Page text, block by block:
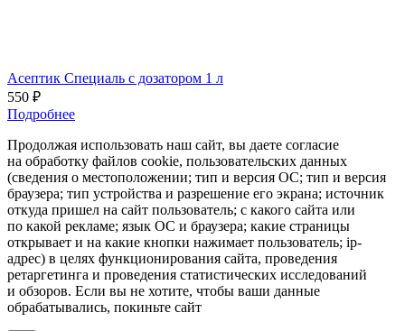
Асептик Специаль с дозатором 1 л
550 ₽
Подробнее
Продолжая использовать наш сайт, вы даете согласие
на обработку файлов cookie, пользовательских данных
(сведения о местоположении; тип и версия ОС; тип и версия
браузера; тип устройства и разрешение его экрана; источник
откуда пришел на сайт пользователь; с какого сайта или
по какой рекламе; язык ОС и браузера; какие страницы
открывает и на какие кнопки нажимает пользователь; ip-
адрес) в целях функционирования сайта, проведения
ретаргетинга и проведения статистических исследований
и обзоров. Если вы не хотите, чтобы ваши данные
обрабатывались, покиньте сайт